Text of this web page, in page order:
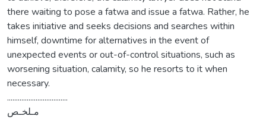
there waiting to pose a fatwa and issue a fatwa. Rather, he
takes initiative and seeks decisions and searches within
himself, downtime for alternatives in the event of
unexpected events or out-of-control situations, such as
worsening situation, calamity, so he resorts to it when
necessary.
..................................
مـلخـص